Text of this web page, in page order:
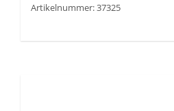
Artikelnummer: 37325